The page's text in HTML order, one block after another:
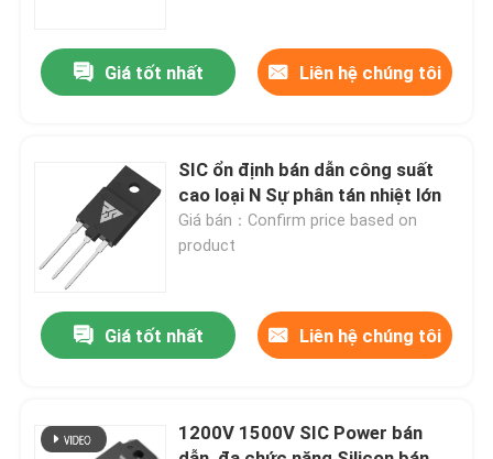
Kiểm soát chất lượng
Liên hệ với chúng tôi
Tin tức
Yêu cầu báo giá
MOSFET silicon cacbua
Giá tốt nhất Liên hệ chúng tôi
SIC ổn định bán dẫn công suất
cao loại N Sự phân tán nhiệt lớn
Giá bán：Confirm price based on
product
Giá tốt nhất Liên hệ chúng tôi
1200V 1500V SIC Power bán